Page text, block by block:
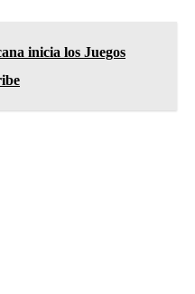
inicia los Juegos